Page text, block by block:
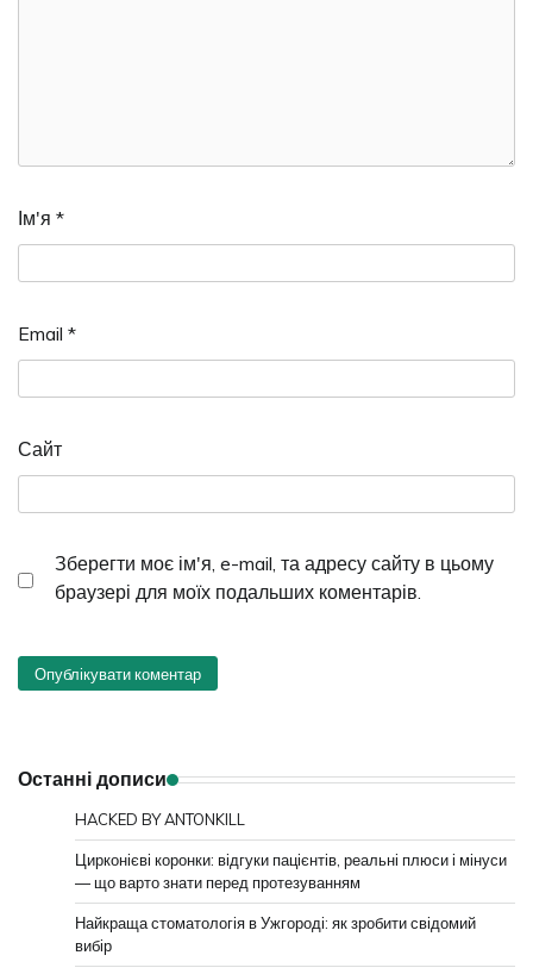
Ім'я *
Email *
Сайт
Зберегти моє ім'я, e-mail, та адресу сайту в цьому
браузері для моїх подальших коментарів.
Останні дописи
HACKED BY ANTONKILL
Цирконієві коронки: відгуки пацієнтів, реальні плюси і мінуси
— що варто знати перед протезуванням
Найкраща стоматологія в Ужгороді: як зробити свідомий
вибір